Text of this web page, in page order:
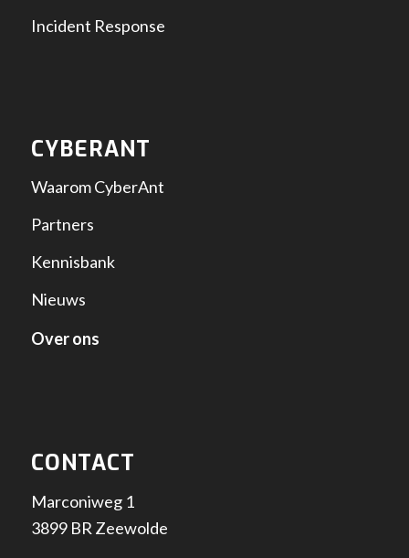
Incident Response
CYBERANT
Waarom CyberAnt
Partners
Kennisbank
Nieuws
Over ons
CONTACT
Marconiweg 1
3899 BR Zeewolde